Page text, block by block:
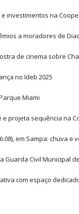
investimentos na
a moradores de
de cinema sobre
no Ideb 2025
Miami
projeta sequência na
em Sampa: chuva e
Guarda Civil Municipal
com espaço